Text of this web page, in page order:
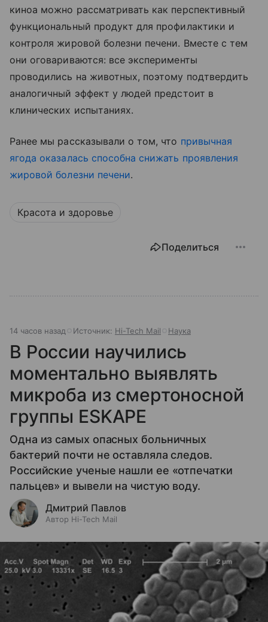
киноа можно рассматривать как перспективный
функциональный продукт для профилактики и
контроля жировой болезни печени. Вместе с тем
они оговариваются: все эксперименты
проводились на животных, поэтому подтвердить
аналогичный эффект у людей предстоит в
клинических испытаниях.
Ранее мы рассказывали о том, что привычная
ягода оказалась способна снижать проявления
жировой болезни печени.
Красота и здоровье
Поделиться
14 часов назад Источник: Hi-Tech Mail Наука
В России научились
моментально выявлять
микроба из смертоносной
группы ESKAPE
Одна из самых опасных больничных
бактерий почти не оставляла следов.
Российские ученые нашли ее «отпечатки
пальцев» и вывели на чистую воду.
Дмитрий Павлов
Автор Hi-Tech Mail